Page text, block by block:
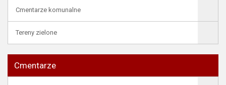
Cmentarze komunalne
Tereny zielone
Cmentarze